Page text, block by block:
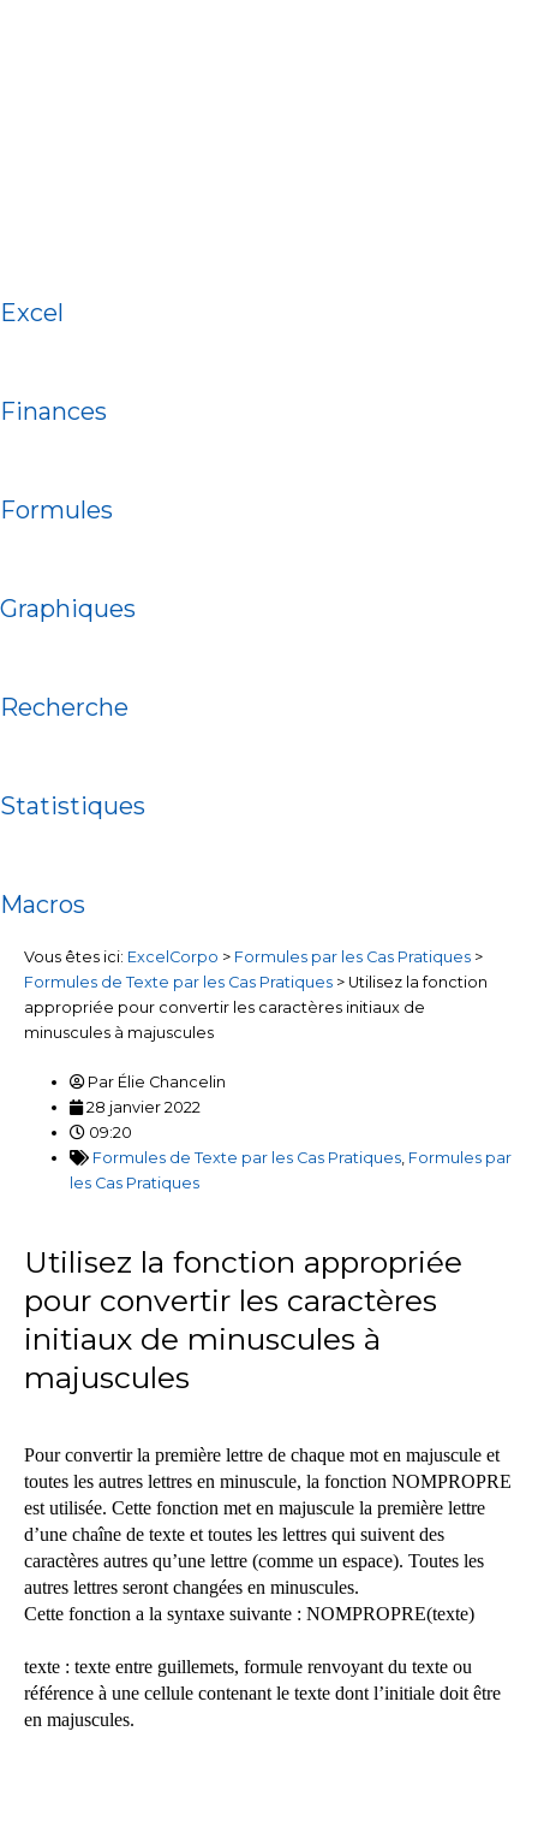
Excel
Finances
Formules
Graphiques
Recherche
Statistiques
Macros
Vous êtes ici: ExcelCorpo > Formules par les Cas Pratiques >
Formules de Texte par les Cas Pratiques > Utilisez la fonction
appropriée pour convertir les caractères initiaux de
minuscules à majuscules
Par Élie Chancelin
28 janvier 2022
09:20
Formules de Texte par les Cas Pratiques, Formules par
les Cas Pratiques
Utilisez la fonction appropriée
pour convertir les caractères
initiaux de minuscules à
majuscules
Pour convertir la première lettre de chaque mot en majuscule et
toutes les autres lettres en minuscule, la fonction NOMPROPRE
est utilisée. Cette fonction met en majuscule la première lettre
d’une chaîne de texte et toutes les lettres qui suivent des
caractères autres qu’une lettre (comme un espace). Toutes les
autres lettres seront changées en minuscules.
Cette fonction a la syntaxe suivante : NOMPROPRE(texte)
texte : texte entre guillemets, formule renvoyant du texte ou
référence à une cellule contenant le texte dont l’initiale doit être
en majuscules.